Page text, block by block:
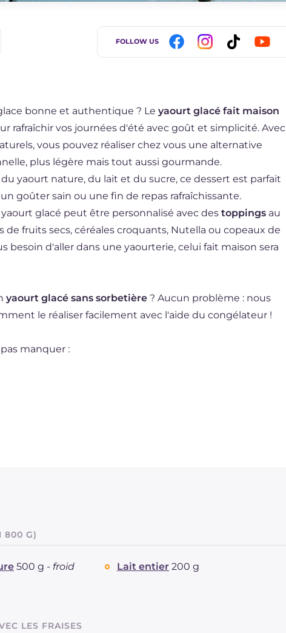
FOLLOW US
bonne et authentique ? Le yaourt glacé fait maison
rafraîchir vos journées d'été avec goût et simplicité. Avec
vous pouvez réaliser chez vous une alternative
plus légère mais tout aussi gourmande.
yaourt nature, du lait et du sucre, ce dessert est parfait
goûter sain ou une fin de repas rafraîchissante.
yaourt glacé peut être personnalisé avec des toppings au
de fruits secs, céréales croquants, Nutella ou copeaux de
besoin d'aller dans une yaourterie, celui fait maison sera
yaourt glacé sans sorbetière ? Aucun problème : nous
le réaliser facilement avec l'aide du congélateur !
manquer :
800 G)
500 g - froid Lait entier 200 g
LES FRAISES